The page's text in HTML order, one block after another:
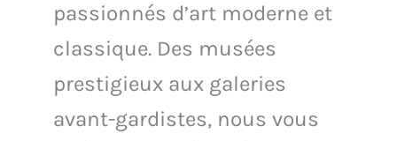
passionnés d’art moderne et
classique. Des musées
prestigieux aux galeries
avant-gardistes, nous vous